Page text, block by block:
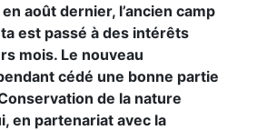
août dernier, l’ancien camp
est passé à des intérêts
mois. Le nouveau
cédé une bonne partie
de la nature
en partenariat avec la